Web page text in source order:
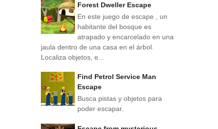
Forest Dweller Escape
En este juego de escape , un
habitante del bosque es
atrapado y encarcelado en una
jaula dentro de una casa en el árbol.
Localiza objetos, e...
Find Petrol Service Man
Escape
Busca pistas y objetos para
poder escapar.